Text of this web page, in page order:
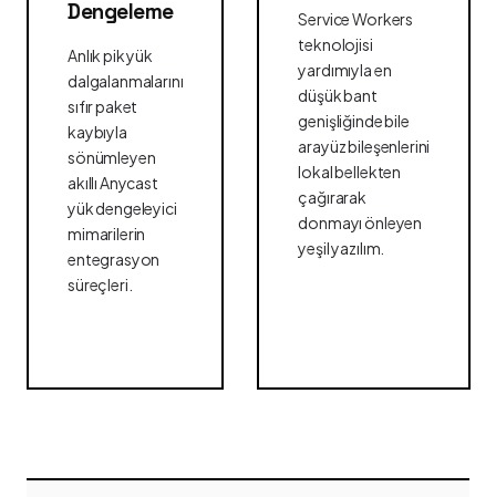
Dengeleme
Anlık pik yük
dalgalanmalarını
sıfır paket
kaybıyla
sönümleyen
akıllı Anycast
yük dengeleyici
mimarilerin
entegrasyon
süreçleri.
Service Workers
teknolojisi
yardımıyla en
düşük bant
genişliğinde bile
arayüz bileşenlerini
lokal bellekten
çağırarak
donmayı önleyen
yeşil yazılım.